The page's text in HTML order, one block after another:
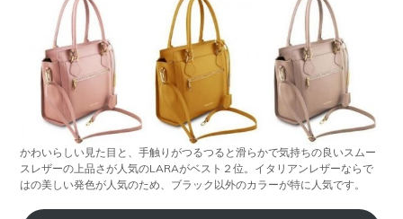
かわいらしい見た目と、手触りがつるつると滑らかで気持ちの良いスムー
スレザーの上品さが人気のLARAがベスト２位。イタリアンレザーならで
はの美しい発色が人気のため、ブラック以外のカラーが特に人気です。